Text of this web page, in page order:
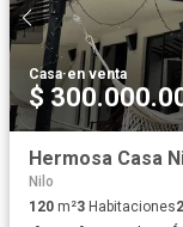
Casa·en venta
$
Hermosa Casa
Nilo
120 m²3 Habitaciones2